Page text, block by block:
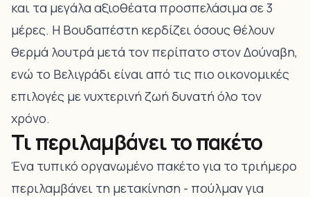
και τα μεγάλα αξιοθέατα προσπελάσιμα σε 3
μέρες. Η Βουδαπέστη κερδίζει όσους θέλουν
θερμά λουτρά μετά τον περίπατο στον Δούναβη,
ενώ το Βελιγράδι είναι από τις πιο οικονομικές
επιλογές με νυχτερινή ζωή δυνατή όλο τον
χρόνο.
Τι περιλαμβάνει το πακέτο
Ένα τυπικό οργανωμένο πακέτο για το τριήμερο
περιλαμβάνει τη μετακίνηση - πούλμαν για